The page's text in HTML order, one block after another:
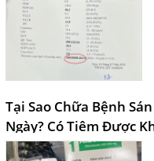
Tại Sao Chữa Bệnh
Ngày? Có Tiêm Được
Một Số Điều Cần Biết
Người